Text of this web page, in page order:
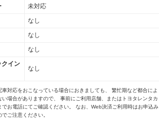
未対応
なし
なし
なし
クイン
なし
対応をおこなっている場合におきましても、 繁忙期など都合によ
い場合がありますので、 事前にご利用店舗、またはトヨタレンタカ
でお電話にてご確認ください。 なお、Web決済ご利用時はお申込み
ご注意ください。